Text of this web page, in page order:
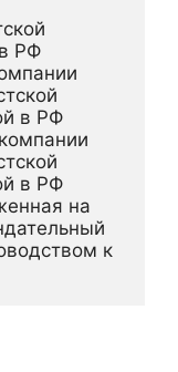
РФ
в РФ
в РФ
на
к